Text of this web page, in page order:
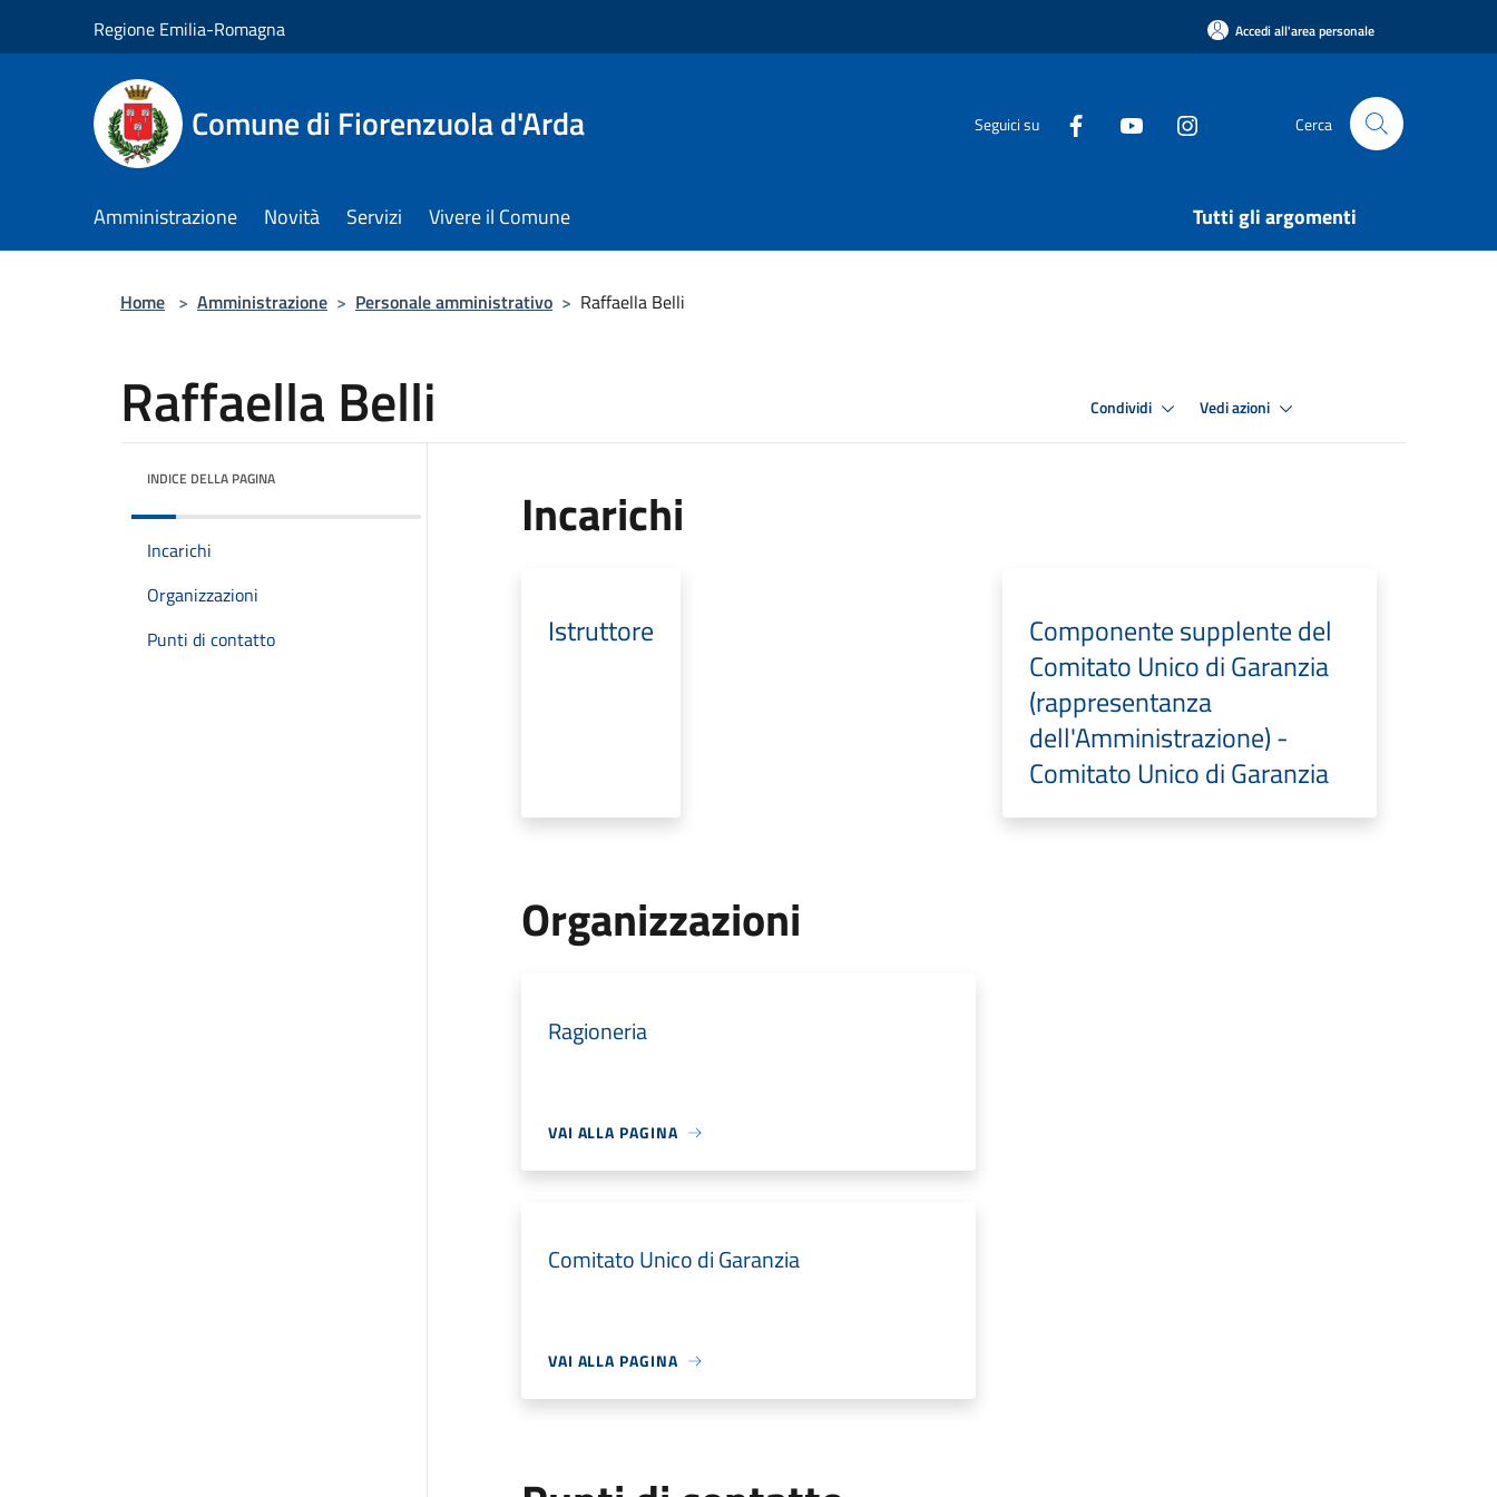
Regione Emilia-Romagna Accedi all'area personale
Comune di Fiorenzuola d'Arda Seguici su Cerca
Amministrazione Novità Servizi Vivere il Comune Tutti gli argomenti
Home > Amministrazione > Personale amministrativo > Raffaella Belli
Raffaella Belli Condividi Vedi azioni
INDICE DELLA PAGINA
Incarichi
Organizzazioni
Punti di contatto
Incarichi
Istruttore
Componente supplente del
Comitato Unico di Garanzia
(rappresentanza
dell'Amministrazione) -
Comitato Unico di Garanzia
Organizzazioni
Ragioneria
VAI ALLA PAGINA
Comitato Unico di Garanzia
VAI ALLA PAGINA